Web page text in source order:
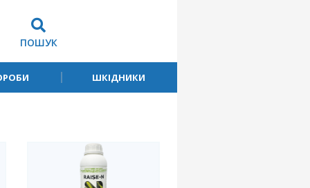
ПОШУК
ШКІДНИКИ